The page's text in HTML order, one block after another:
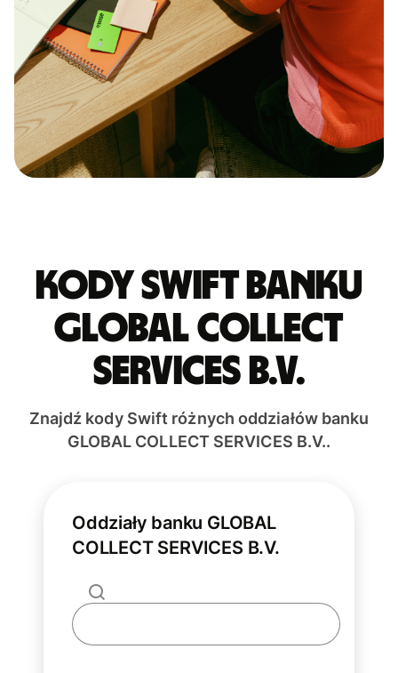
Kody Swift banku
GLOBAL COLLECT
SERVICES B.V.
Znajdź kody Swift różnych oddziałów banku
GLOBAL COLLECT SERVICES B.V..
Oddziały banku GLOBAL
COLLECT SERVICES B.V.